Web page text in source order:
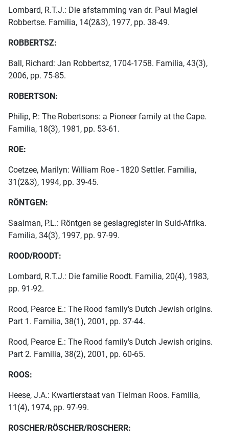
Lombard, R.T.J.: Die afstamming van dr. Paul Magiel
Robbertse. Familia, 14(2&3), 1977, pp. 38-49.
ROBBERTSZ:
Ball, Richard: Jan Robbertsz, 1704-1758. Familia, 43(3),
2006, pp. 75-85.
ROBERTSON:
Philip, P.: The Robertsons: a Pioneer family at the Cape.
Familia, 18(3), 1981, pp. 53-61.
ROE:
Coetzee, Marilyn: William Roe - 1820 Settler. Familia,
31(2&3), 1994, pp. 39-45.
RÖNTGEN:
Saaiman, P.L.: Röntgen se geslagregister in Suid-Afrika.
Familia, 34(3), 1997, pp. 97-99.
ROOD/ROODT:
Lombard, R.T.J.: Die familie Roodt. Familia, 20(4), 1983,
pp. 91-92.
Rood, Pearce E.: The Rood family's Dutch Jewish origins.
Part 1. Familia, 38(1), 2001, pp. 37-44.
Rood, Pearce E.: The Rood family's Dutch Jewish origins.
Part 2. Familia, 38(2), 2001, pp. 60-65.
ROOS:
Heese, J.A.: Kwartierstaat van Tielman Roos. Familia,
11(4), 1974, pp. 97-99.
ROSCHER/RÖSCHER/ROSCHERR: